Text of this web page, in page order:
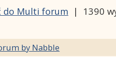
do Multi forum | 1390
by Nabble